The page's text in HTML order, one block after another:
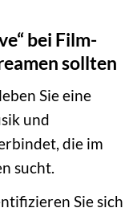
bei Film-
sollten
Sie eine
und
die im
sucht.
Sie sich